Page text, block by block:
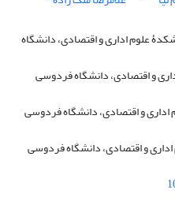
علوم اداری و اقتصادی، دانشگاه
و اقتصادی، دانشگاه فردوسی
اداری و اقتصادی، دانشگاه فردوسی
و اقتصادی، دانشگاه فردوسی